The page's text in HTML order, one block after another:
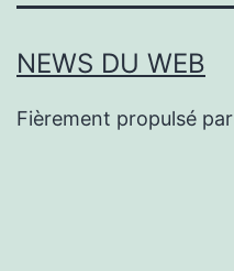
NEWS DU WEB
Fièrement propulsé par